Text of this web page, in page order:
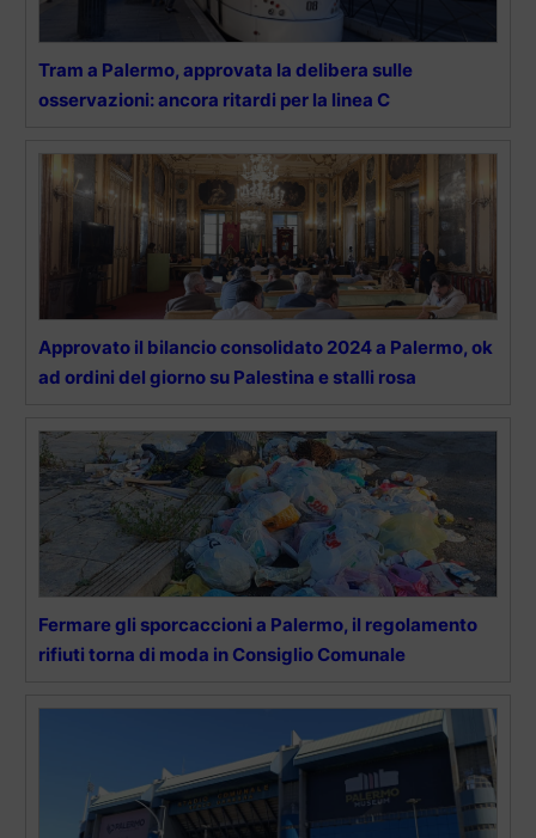
Tram a Palermo, approvata la delibera sulle
osservazioni: ancora ritardi per la linea C
Approvato il bilancio consolidato 2024 a Palermo, ok
ad ordini del giorno su Palestina e stalli rosa
Fermare gli sporcaccioni a Palermo, il regolamento
rifiuti torna di moda in Consiglio Comunale